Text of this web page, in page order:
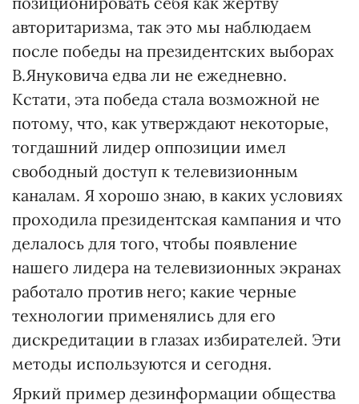
авторитаризма, так это мы наблюдаем
после победы на президентских выборах
В.Януковича едва ли не ежедневно.
Кстати, эта победа стала возможной не
потому, что, как утверждают некоторые,
тогдашний лидер оппозиции имел
свободный доступ к телевизионным
каналам. Я хорошо знаю, в каких условиях
проходила президентская кампания и что
делалось для того, чтобы появление
нашего лидера на телевизионных экранах
работало против него; какие черные
технологии применялись для его
дискредитации в глазах избирателей. Эти
методы используются и сегодня.
Яркий пример дезинформации общества